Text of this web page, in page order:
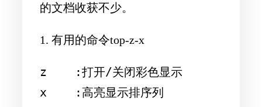
的文档收获不少。
1. 有用的命令top-z-x
z    :打开/关闭彩色显示